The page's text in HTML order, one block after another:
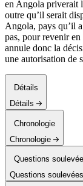
en Angola priverait
outre qu’il serait
Angola, pays qu’il
pas, pour revenir
annule donc la
une autorisation de
Détails
Détails
Chronologie
Chronologie
Questions
Questions soulevées